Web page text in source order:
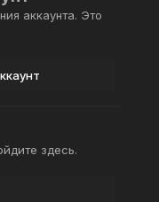
аккаунта. Это
здесь.